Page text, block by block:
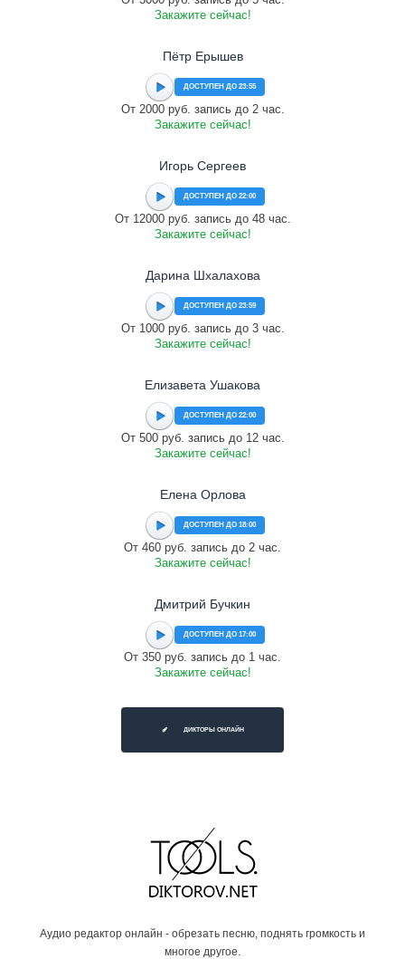
Закажите сейчас!
Пётр Ерышев
ДОСТУПЕН ДО 23:55
От 2000 руб. запись до 2 час.
Закажите сейчас!
Игорь Сергеев
ДОСТУПЕН ДО 22:00
От 12000 руб. запись до 48 час.
Закажите сейчас!
Дарина Шхалахова
ДОСТУПЕН ДО 23:59
От 1000 руб. запись до 3 час.
Закажите сейчас!
Елизавета Ушакова
ДОСТУПЕН ДО 22:00
От 500 руб. запись до 12 час.
Закажите сейчас!
Елена Орлова
ДОСТУПЕН ДО 18:00
От 460 руб. запись до 2 час.
Закажите сейчас!
Дмитрий Бучкин
ДОСТУПЕН ДО 17:00
От 350 руб. запись до 1 час.
Закажите сейчас!
ДИКТОРЫ ОНЛАЙН
Аудио редактор онлайн - обрезать песню, поднять громкость и
многое другое.